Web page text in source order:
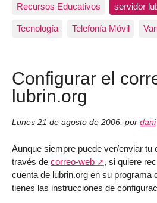
Recursos Educativos servidor
Tecnología Telefonía Móvil
Configurar el
lubrin.org
Lunes 21 de agosto de 2006, por dani
Aunque siempre puede ver/enviar tu
través de correo-web
, si quiere
cuenta de lubrin.org en su programa
tienes las instrucciones de